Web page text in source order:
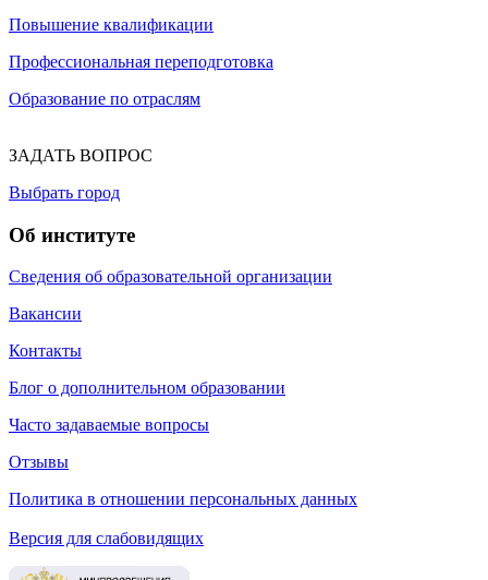
Повышение квалификации
Профессиональная переподготовка
Образование по отраслям
ЗАДАТЬ ВОПРОС
Выбрать город
Об институте
Сведения об образовательной организации
Вакансии
Контакты
Блог о дополнительном образовании
Часто задаваемые вопросы
Отзывы
Политика в отношении персональных данных
Версия для слабовидящих